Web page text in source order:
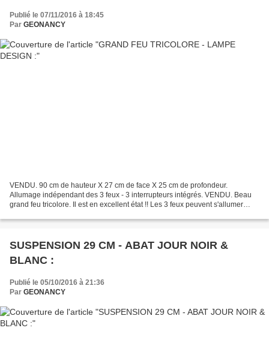
Publié le 07/11/2016 à 18:45
Par GEONANCY
VENDU. 90 cm de hauteur X 27 cm de face X 25 cm de profondeur.
Allumage indépendant des 3 feux - 3 interrupteurs intégrés. VENDU. Beau
grand feu tricolore. Il est en excellent état !! Les 3 feux peuvent s'allumer
SUSPENSION 29 CM - ABAT JOUR NOIR &
BLANC :
Publié le 05/10/2016 à 21:36
Par GEONANCY